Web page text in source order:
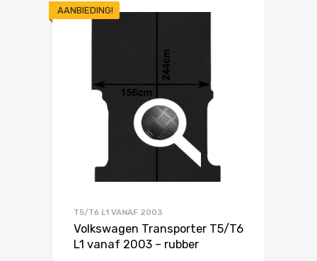
AANBIEDING!
T5/T6 L1 VANAF 2003
Volkswagen Transporter T5/T6
L1 vanaf 2003 – rubber